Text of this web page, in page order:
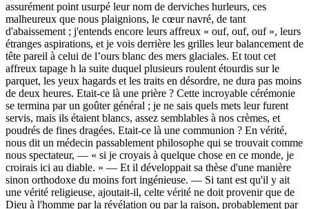
assurément point usurpé leur nom de derviches hurleurs, ces
malheureux que nous plaignions, le cœur navré, de tant
d'abaissement ; j'entends encore leurs affreux « ouf, ouf, ouf », leurs
étranges aspirations, et je vois derrière les grilles leur balancement de
tête pareil à celui de l’ours blanc des mers glaciales. Et tout cet
affreux tapage h la suite duquel plusieurs roulent étourdis sur le
parquet, les yeux hagards et les traits en désordre, ne dura pas moins
de deux heures. Etait-ce là une prière ? Cette incroyable cérémonie
se termina par un goûter général ; je ne sais quels mets leur furent
servis, mais ils étaient blancs, assez semblables à nos crèmes, et
poudrés de fines dragées. Etait-ce là une communion ? En vérité,
nous dit un médecin passablement philosophe qui se trouvait comme
nous spectateur, — « si je croyais à quelque chose en ce monde, je
croirais ici au diable. » — Et il développait sa thèse d'une manière
sinon orthodoxe du moins fort ingénieuse. — Si tant est qu'il y ait
une vérité religieuse, ajoutait-il, celte vérité ne doit provenir que de
Dieu à l'homme par la révélation ou par la raison, probablement par